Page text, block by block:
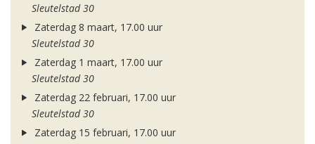
Sleutelstad 30
Zaterdag 8 maart, 17.00 uur
Sleutelstad 30
Zaterdag 1 maart, 17.00 uur
Sleutelstad 30
Zaterdag 22 februari, 17.00 uur
Sleutelstad 30
Zaterdag 15 februari, 17.00 uur